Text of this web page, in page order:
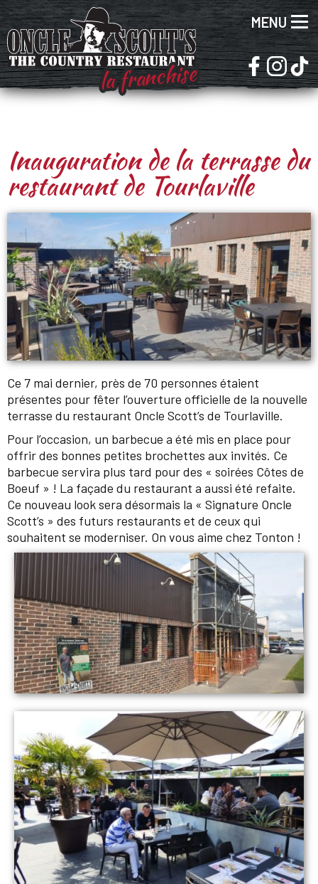
MENU
la franchise
Inauguration de la terrasse du
restaurant de Tourlaville
Ce 7 mai dernier, près de 70 personnes étaient
présentes pour fêter l’ouverture officielle de la nouvelle
terrasse du restaurant Oncle Scott’s de Tourlaville.
Pour l’occasion, un barbecue a été mis en place pour
offrir des bonnes petites brochettes aux invités. Ce
barbecue servira plus tard pour des « soirées Côtes de
Boeuf » ! La façade du restaurant a aussi été refaite.
Ce nouveau look sera désormais la « Signature Oncle
Scott’s » des futurs restaurants et de ceux qui
souhaitent se moderniser. On vous aime chez Tonton !